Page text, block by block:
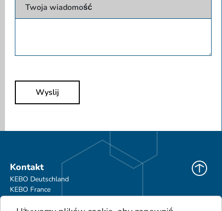
Twoja wiadomość
Wyslij
Kontakt
KEBO Deutschland
KEBO France